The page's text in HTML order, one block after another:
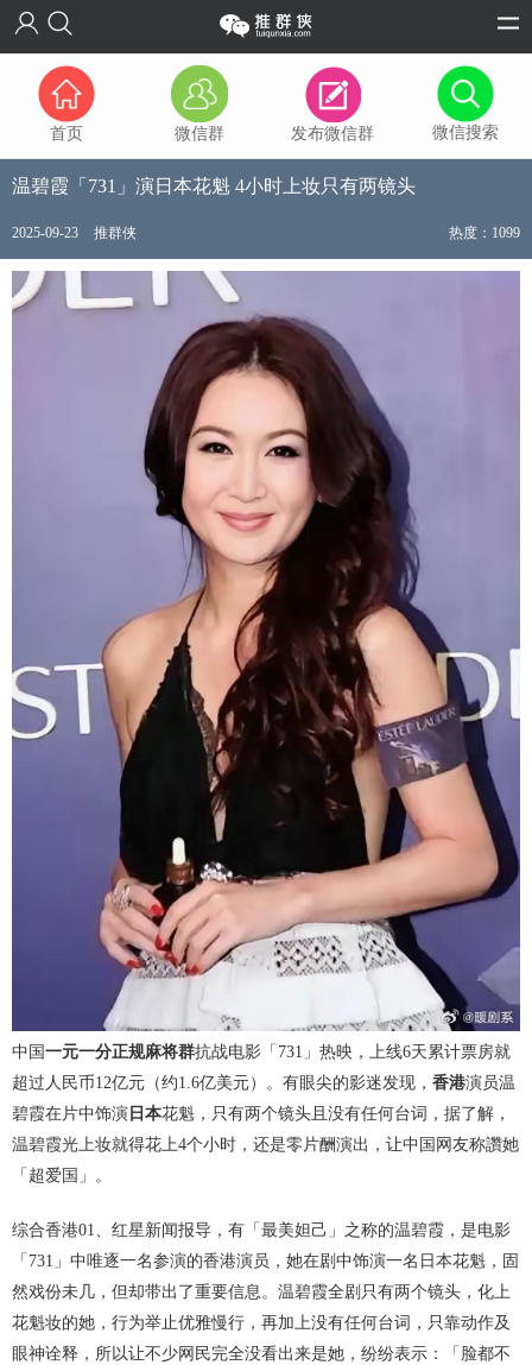
首页 微信群 发布微信群 微信搜索
温碧霞「731」演日本花魁 4小时上妆只有两镜头
2025-09-23 推群侠 热度：1099
中国 一元一分正规麻将群抗战电影「731」热映，上线6天累计票房就
超过人民币12亿元（约1.6亿美元）。有眼尖的影迷发现， 香港演员温
碧霞在片中饰演 日本花魁，只有两个镜头且没有任何台词，据了解，
温碧霞光上妆就得花上4个小时，还是零片酬演出，让中国网友称讚她
「超爱国」。
综合香港01、红星新闻报导，有「最美妲己」之称的温碧霞，是电影
「731」中唯逐一名参演的香港演员，她在剧中饰演一名日本花魁，固
然戏份未几，但却带出了重要信息。温碧霞全剧只有两个镜头，化上
花魁妆的她，行为举止优雅慢行，再加上没有任何台词，只靠动作及
眼神诠释，所以让不少网民完全没看出来是她，纷纷表示：「脸都不